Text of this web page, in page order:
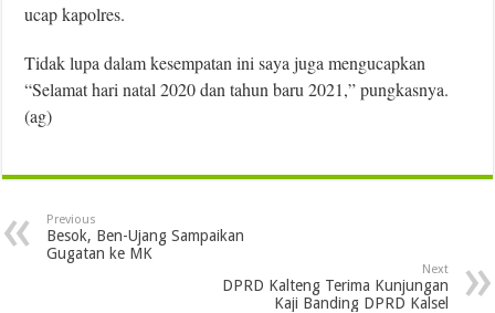
ucap kapolres.
Tidak lupa dalam kesempatan ini saya juga mengucapkan
“Selamat hari natal 2020 dan tahun baru 2021,” pungkasnya.
(ag)
Previous
Besok, Ben-Ujang Sampaikan
Gugatan ke MK
Next
DPRD Kalteng Terima Kunjungan
Kaji Banding DPRD Kalsel